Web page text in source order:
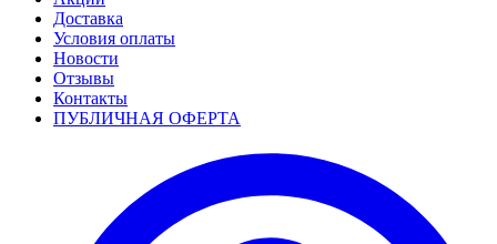
Доставка
Условия оплаты
Новости
Отзывы
Контакты
ПУБЛИЧНАЯ ОФЕРТА